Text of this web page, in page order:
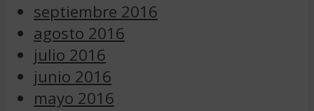
septiembre 2016
agosto 2016
julio 2016
junio 2016
mayo 2016